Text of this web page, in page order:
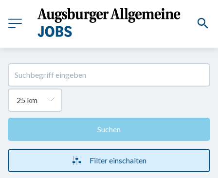
Suchen
Filter einschalten